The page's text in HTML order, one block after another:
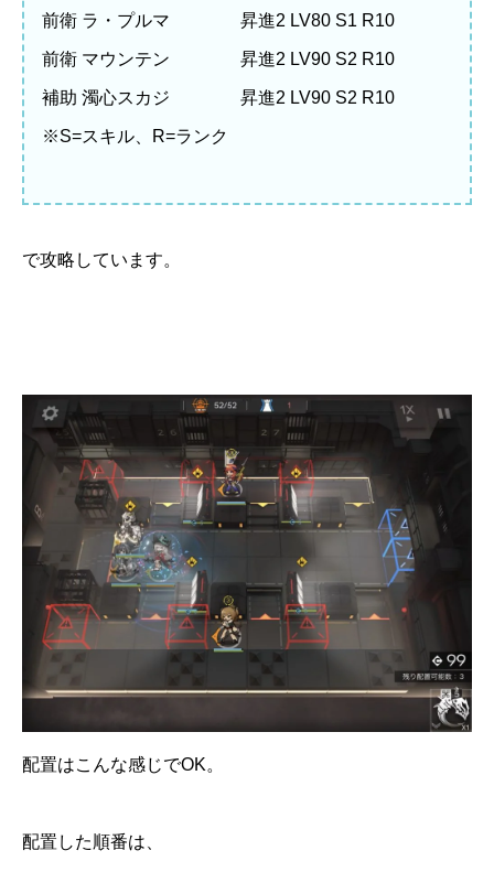
前衛 ラ・プルマ 昇進2 LV80 S1 R10
前衛 マウンテン 昇進2 LV90 S2 R10
補助 濁心スカジ 昇進2 LV90 S2 R10
※S=スキル、R=ランク
で攻略しています。
配置はこんな感じでOK。
配置した順番は、